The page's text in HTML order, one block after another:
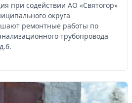
при содействии АО «Святогор»
округа
ремонтные работы по
трубопровода